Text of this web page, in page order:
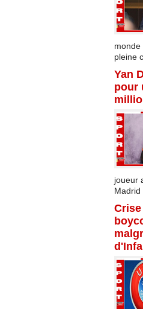
monde
pleine
Yan
pour
joueur
Madrid